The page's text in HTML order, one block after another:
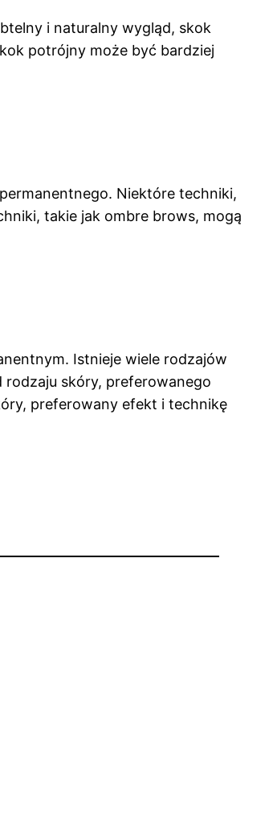
i naturalny wygląd, skok
potrójny może być bardziej
Niektóre techniki,
takie jak ombre brows, mogą
Istnieje wiele rodzajów
skóry, preferowanego
preferowany efekt i technikę